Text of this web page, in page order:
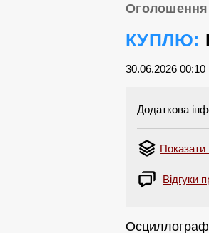
Оголошення
КУПЛЮ:
30.06.2026
Додаткова
Показати
Відгуки